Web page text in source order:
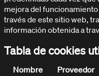
mejora del
través de este sitio web,
información obtenida a
Tabla de cookies
Nombre Proveedor